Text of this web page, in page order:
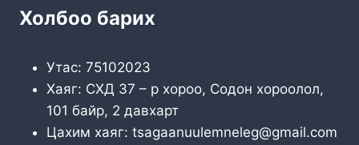
Холбоо барих
Утас: 75102023
Хаяг: СХД 37 – р хороо, Содон хороолол,
101 байр, 2 давхарт
Цахим хаяг: tsagaanuulemneleg@gmail.com